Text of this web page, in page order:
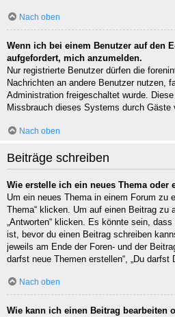
Nach oben
Wenn ich bei einem Benutzer auf den
aufgefordert, mich anzumelden.
Nur registrierte Benutzer dürfen die
Nachrichten an andere Benutzer nutzen,
Administration freigeschaltet wurde.
Missbrauch dieses Systems durch Gäste
Nach oben
Beiträge schreiben
Wie erstelle ich ein neues Thema oder
Um ein neues Thema in einem Forum zu
Thema“ klicken. Um auf einen Beitrag zu
„Antworten“ klicken. Es könnte sein,
ist, bevor du einen Beitrag schreiben
jeweils am Ende der Foren- und der
darfst neue Themen erstellen“, „Du darfst
Nach oben
Wie kann ich einen Beitrag bearbeiten